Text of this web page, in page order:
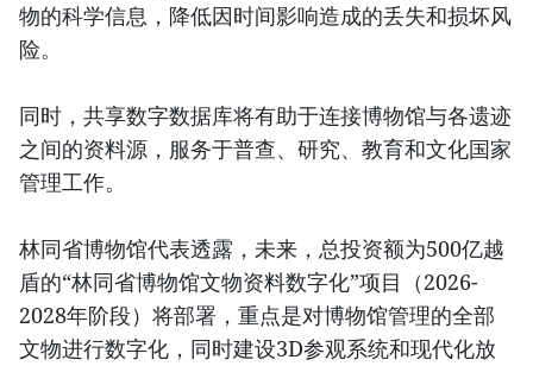
物的科学信息，降低因时间影响造成的丢失和损坏风
险。
同时，共享数字数据库将有助于连接博物馆与各遗迹
之间的资料源，服务于普查、研究、教育和文化国家
管理工作。
林同省博物馆代表透露，未来，总投资额为500亿越
盾的“林同省博物馆文物资料数字化”项目（2026-
2028年阶段）将部署，重点是对博物馆管理的全部
文物进行数字化，同时建设3D参观系统和现代化放